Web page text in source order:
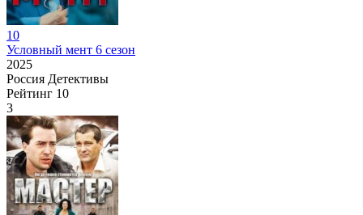
10
Условный мент 6 сезон
2025
Россия Детективы
Рейтинг 10
3